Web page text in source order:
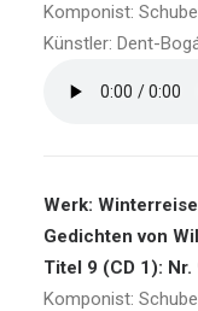
Komponist:
Künstler: Dent-
Werk:
Gedichten von
Titel 9 (CD 1):
Komponist: